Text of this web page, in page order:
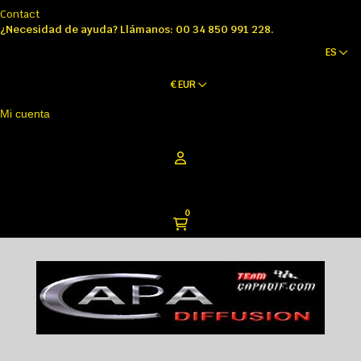
Contact
¿Necesidad de ayuda? Llámanos: 00 34 850 991 228.
ES
€ EUR
Mi cuenta
0